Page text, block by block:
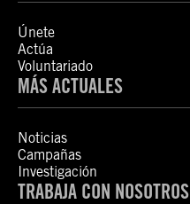
Únete
Actúa
Voluntariado
MÁS ACTUALES
Noticias
Campañas
Investigación
TRABAJA CON NOSOTROS